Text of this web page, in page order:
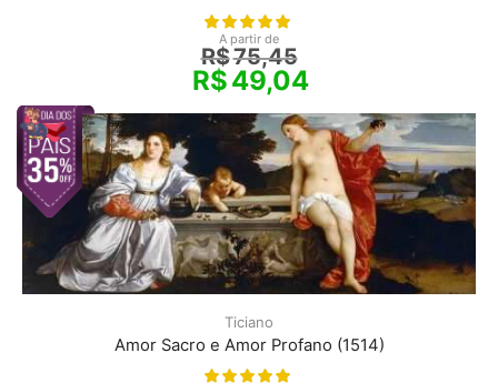
A partir de
R$75,45
R$49,04
Ticiano
Amor Sacro e Amor Profano (1514)